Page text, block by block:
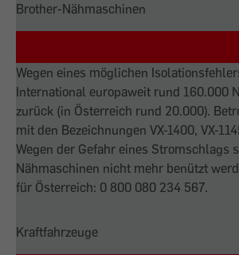
Brother-Nähmaschinen
Wegen eines möglichen
International europaweit rund 160.000
zurück (in Österreich rund 20.000).
mit den Bezeichnungen VX-1400, VX-
Wegen der Gefahr eines Stromschlags
Nähmaschinen nicht mehr benützt
für Österreich: 0 800 080 234 567.
Kraftfahrzeuge